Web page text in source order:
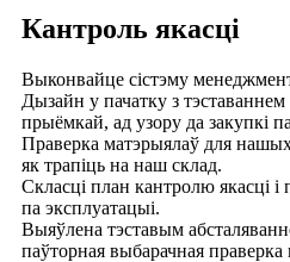
Кантроль якасці
Выконвайце сістэму
Дызайн у пачатку з тэставаннем
прыёмкай, ад узору да закупкі
Праверка матэрыялаў для
як трапіць на наш склад.
Скласці план кантролю якасці і
па эксплуатацыі.
Выяўлена тэставым
паўторная выбарачная праверка